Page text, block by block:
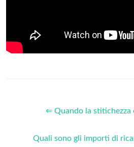
⇐ Quando la stitichezza
Quali sono gli importi di